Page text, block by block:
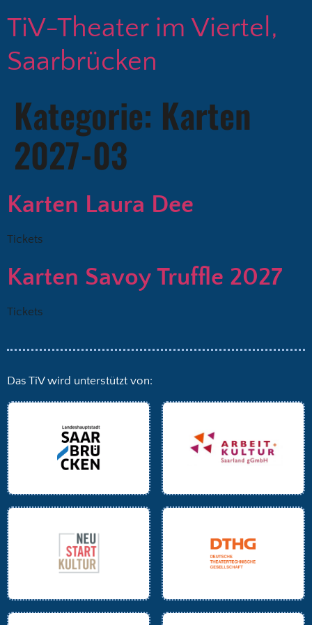
TiV-Theater im Viertel,
Saarbrücken
Kategorie: Karten
2027-03
Karten Laura Dee
Tickets
Karten Savoy Truffle 2027
Tickets
Das TiV wird unterstützt von: